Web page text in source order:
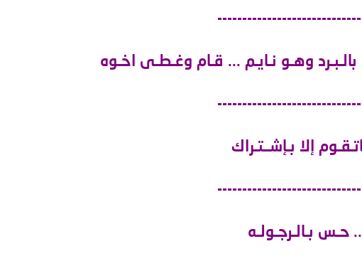
وهـو نـايـم ... قـام وغـطـى اخـوه
إلا بـإشــتـراك
بـالـرجـولـه